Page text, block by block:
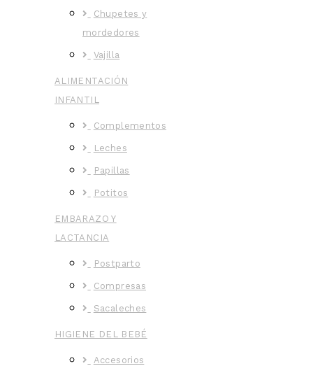
Chupetes y
mordedores
Vajilla
ALIMENTACIÓN
INFANTIL
Complementos
Leches
Papillas
Potitos
EMBARAZO Y
LACTANCIA
Postparto
Compresas
Sacaleches
HIGIENE DEL BEBÉ
Accesorios